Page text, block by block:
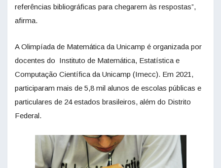
referências bibliográficas para chegarem às respostas”,
afirma.
A Olimpíada de Matemática da Unicamp é organizada por
docentes do Instituto de Matemática, Estatística e
Computação Científica da Unicamp (Imecc). Em 2021,
participaram mais de 5,8 mil alunos de escolas públicas e
particulares de 24 estados brasileiros, além do Distrito
Federal.